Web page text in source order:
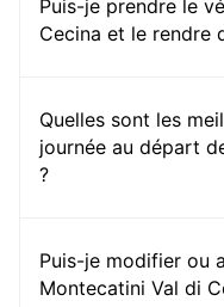
Puis-je prendre le
Cecina et le rendre
Quelles sont les
journée au départ
?
Puis-je modifier ou
Montecatini Val di